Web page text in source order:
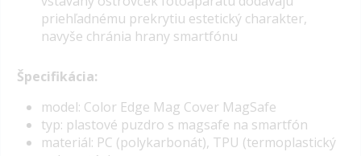
priehľadnému prekrytiu estetický charakter,
navyše chránia hrany smartfónu
Špecifikácia:
model: Color Edge Mag Cover MagSafe
typ: plastové puzdro s magsafe na smartfón
materiál: PC (polykarbonát), TPU (termoplastický